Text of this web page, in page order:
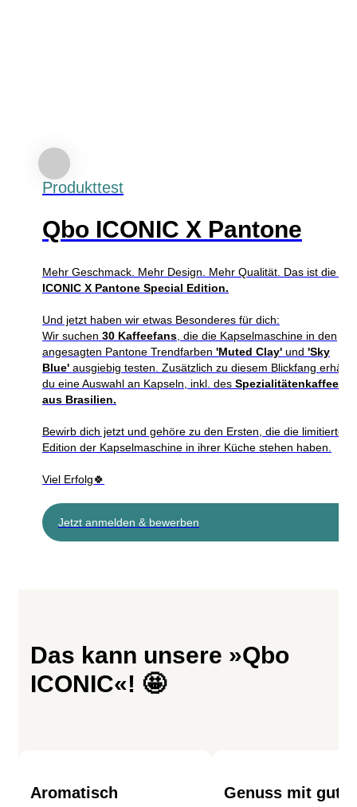
Produkttest
Qbo ICONIC X Pantone
Mehr Geschmack. Mehr Design. Mehr Qualität. Das ist die
ICONIC X Pantone Special Edition.
Und jetzt haben wir etwas Besonderes für dich:
Wir suchen 30 Kaffeefans , die die Kapselmaschine in den
angesagten Pantone Trendfarben 'Muted Clay' und 'Sky
Blue' ausgiebig testen. Zusätzlich zu diesem Blickfang erhältst
du eine Auswahl an Kapseln, inkl. des Spezialitätenkaffees
aus Brasilien.
Bewirb dich jetzt und gehöre zu den Ersten, die die limitierte
Edition der Kapselmaschine in ihrer Küche stehen haben.
Viel Erfolg🍀
Jetzt anmelden & bewerben
Das kann unsere »Qbo
ICONIC«! 🤩
Aromatisch
Genuss mit